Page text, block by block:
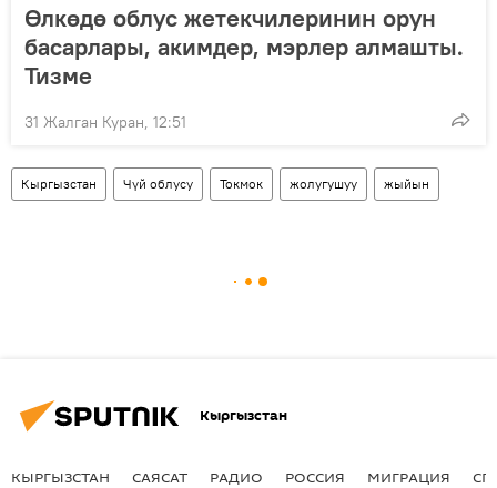
Өлкөдө облус жетекчилеринин орун
басарлары, акимдер, мэрлер алмашты.
Тизме
31 Жалган Куран, 12:51
Кыргызстан Чүй облусу Токмок жолугушуу жыйын
Кыргызстан
КЫРГЫЗСТАН САЯСАТ РАДИО РОССИЯ МИГРАЦИЯ